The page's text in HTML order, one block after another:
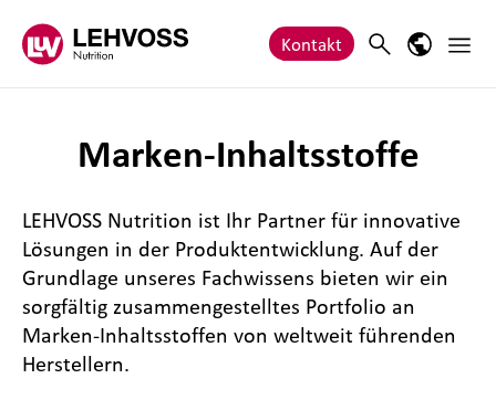
Kontakt SearchSprach-
Marken-Inhaltsstoffe
LEHVOSS Nutrition ist Ihr Partner für innovative
Lösungen in der Produktentwicklung. Auf der
Grundlage unseres Fachwissens bieten wir ein
sorgfältig zusammengestelltes Portfolio an
Marken-Inhaltsstoffen von weltweit führenden
Herstellern.